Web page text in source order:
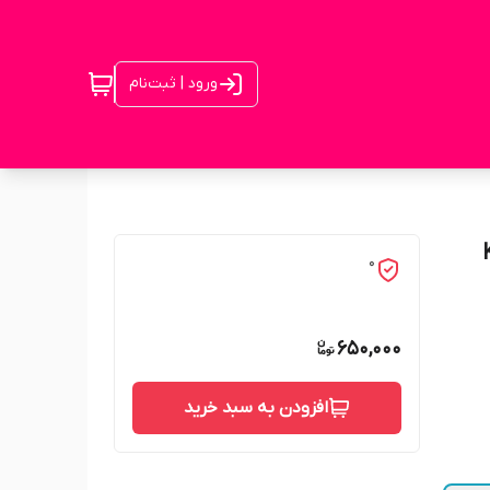
ورود | ثبت‌نام
0
650,000
افزودن به سبد خرید